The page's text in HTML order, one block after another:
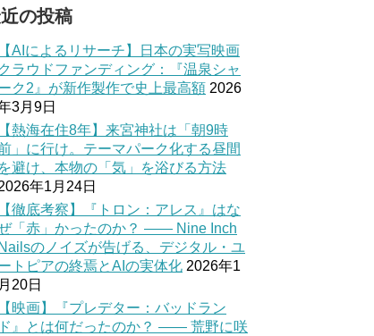
の投稿
【AIによるリサーチ】日本の実写映画
クラウドファンディング：『温泉シャ
ク2』が新作製作で史上最高額 2026
3月9日
【熱海在住8年】来宮神社は「朝9時
」に行け。テーマパーク化する昼間
を避け、本物の「気」を浴びる方法
年1月24日
【徹底考察】『トロン：アレス』はな
「赤」かったのか？ —— Nine Inch
Nailsのノイズが告げる、デジタル・ユ
トピアの終焉とAIの実体化 2026年1
月20日
【映画】『プレデター：バッドラン
ド』とは何だったのか？ —— 荒野に咲